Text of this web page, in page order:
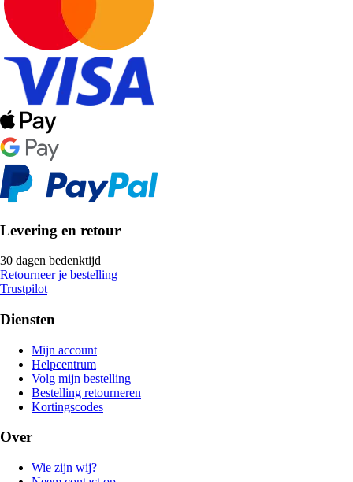
Levering en retour
30 dagen bedenktijd
Retourneer je bestelling
Trustpilot
Diensten
Mijn account
Helpcentrum
Volg mijn bestelling
Bestelling retourneren
Kortingscodes
Over
Wie zijn wij?